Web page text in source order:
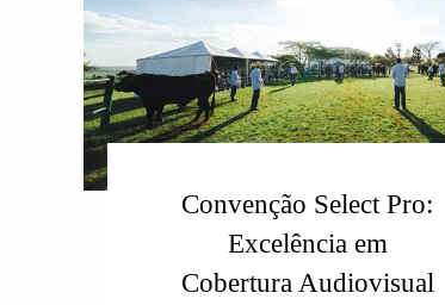
Convenção Select Pro:
Excelência em
Cobertura Audiovisual